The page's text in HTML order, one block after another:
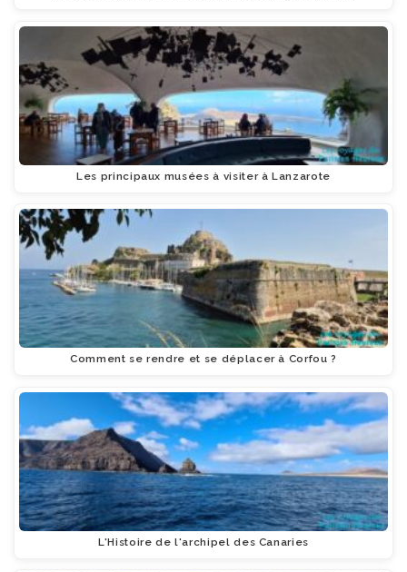
Les principaux musées à visiter à Lanzarote
Comment se rendre et se déplacer à Corfou ?
L'Histoire de l'archipel des Canaries